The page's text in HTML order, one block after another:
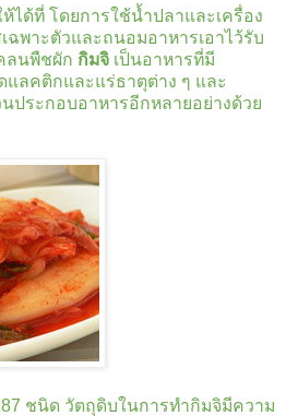
ได้ที่ โดยการใช้น้ำปลาและเครื่อง
ฉพาะตัวและถนอมอาหารเอาไว้รับ
ลนพืชผัก กิมจิ เป็นอาหารที่มี
แลคติกและแร่ธาตุต่าง ๆ และ
ประกอบอาหารอีกหลายอย่างด้วย
ชนิด วัตถุดิบในการทำกิมจิมีความ